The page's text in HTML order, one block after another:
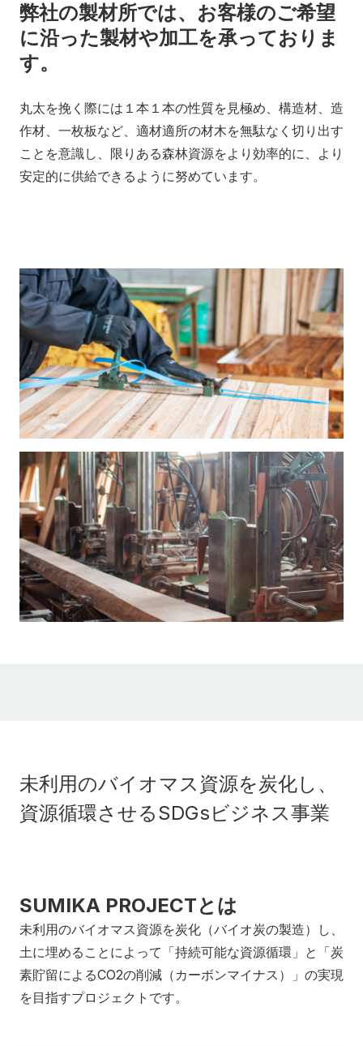
弊社の製材所では、お客様のご希望
に沿った製材や加工を承っておりま
す。
丸太を挽く際には１本１本の性質を見極め、構造材、造
作材、一枚板など、適材適所の材木を無駄なく切り出す
ことを意識し、限りある森林資源をより効率的に、より
安定的に供給できるように努めています。
未利用のバイオマス資源を炭化し、
資源循環させるSDGsビジネス事業
SUMIKA PROJECTとは
未利用のバイオマス資源を炭化（バイオ炭の製造）し、
土に埋めることによって「持続可能な資源循環」と「炭
素貯留によるCO2の削減（カーボンマイナス）」の実現
を目指すプロジェクトです。